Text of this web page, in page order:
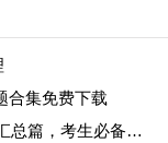
合集免费下载
初中七八九年级常考英语词汇词形变化汇总篇，考生必备！（收藏）